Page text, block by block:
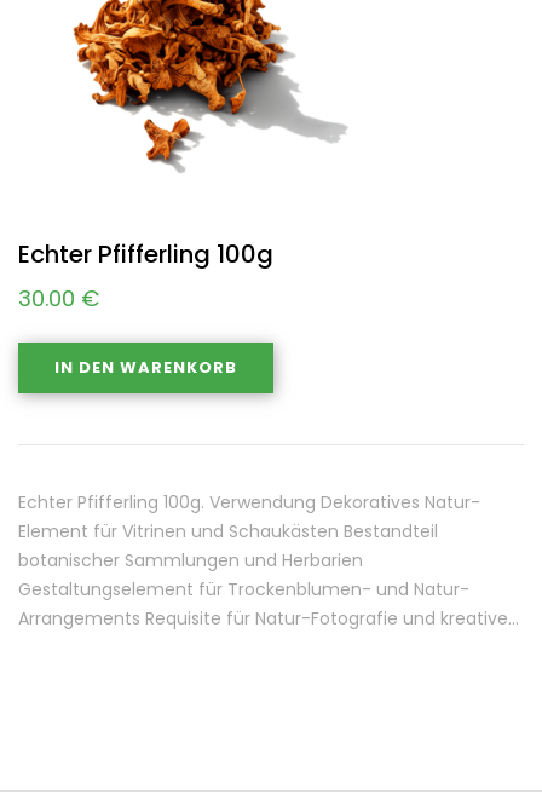
Echter Pfifferling 100g
30.00 €
IN DEN WARENKORB
Echter Pfifferling 100g. Verwendung Dekoratives Natur-
Element für Vitrinen und Schaukästen Bestandteil
botanischer Sammlungen und Herbarien
Gestaltungselement für Trockenblumen- und Natur-
Arrangements Requisite für Natur-Fotografie und kreative…